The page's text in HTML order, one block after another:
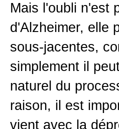
Mais l'oubli n'est
d'Alzheimer, elle
sous-jacentes,
simplement il
naturel du
raison, il est
vient avec la